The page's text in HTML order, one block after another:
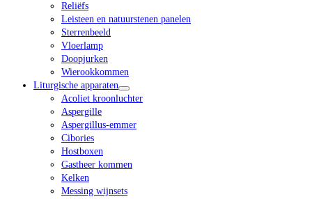
Reliëfs
Leisteen en natuurstenen panelen
Sterrenbeeld
Vloerlamp
Doopjurken
Wierookkommen
Liturgische apparaten
Acoliet kroonluchter
Aspergille
Aspergillus-emmer
Cibories
Hostboxen
Gastheer kommen
Kelken
Messing wijnsets